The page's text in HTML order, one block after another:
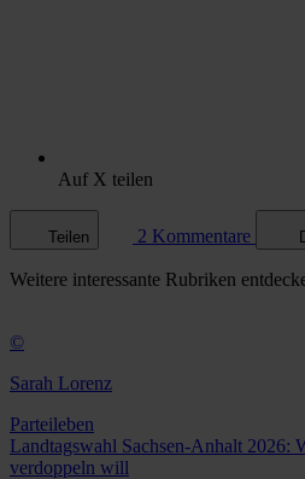
Auf X teilen
Teilen 2 Kommentare
Weitere interessante Rubriken
©
Sarah Lorenz
Parteileben
Landtagswahl Sachsen-Anhalt 2026:
verdoppeln will